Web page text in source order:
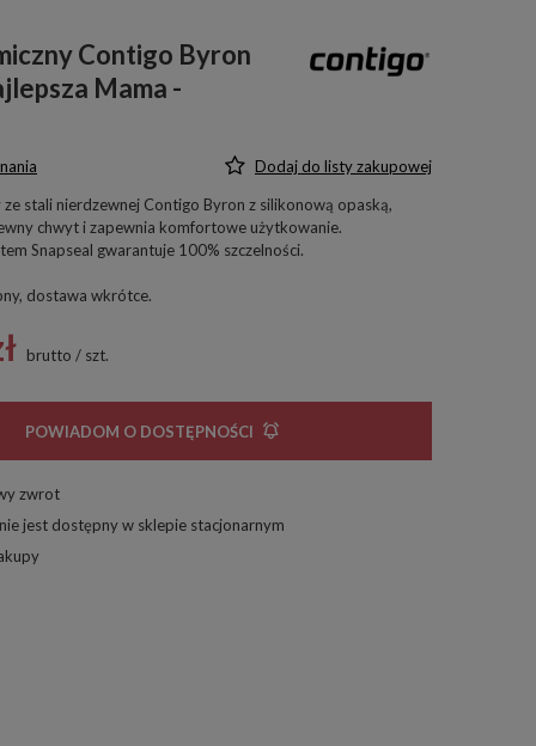
Contigo Byron
Mama -
Dodaj do listy zakupowej
ze stali nierdzewnej Contigo Byron z silikonową opaską,
chwyt i zapewnia komfortowe użytkowanie.
Snapseal gwarantuje 100% szczelności.
dostawa wkrótce
brutto / szt.
POWIADOM O DOSTĘPNOŚCI
zwrot
jest dostępny w sklepie stacjonarnym